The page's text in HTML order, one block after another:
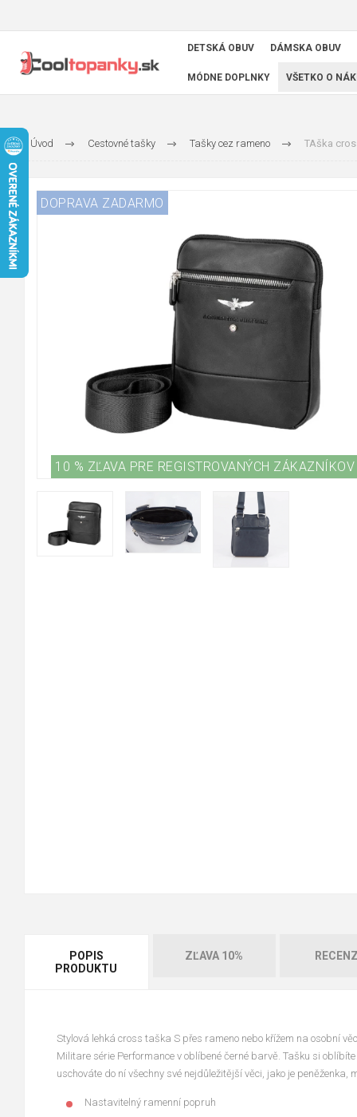
DETSKÁ OBUV DÁMSKA OBUV
MÓDNE DOPLNKY VŠETKO O
Úvod Cestovné tašky Tašky cez rameno TAška
DOPRAVA ZADARMO
10 % ZĽAVA PRE REGISTROVANÝCH ZÁKAZNÍKOV
POPIS
PRODUKTU
ZĽAVA 10%
Stylová lehká cross taška S přes rameno nebo křížem na osobní
Militare série Performance v oblíbené černé barvě. Tašku si
uschováte do ní všechny své nejdůležitější věci, jako je peněženka,
Nastavitelný ramenní popruh